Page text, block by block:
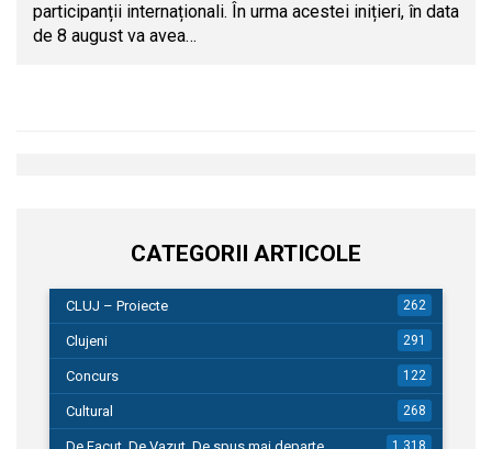
participanții internaționali. În urma acestei inițieri, în data
de 8 august va avea…
CATEGORII ARTICOLE
CLUJ – Proiecte 262
Clujeni 291
Concurs 122
Cultural 268
1.318